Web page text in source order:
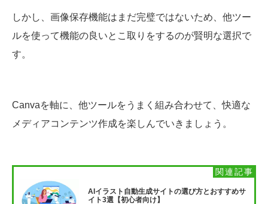
しかし、画像保存機能はまだ完璧ではないため、他ツー
ルを使って機能の良いとこ取りをするのが賢明な選択で
す。
Canvaを軸に、他ツールをうまく組み合わせて、快適な
メディアコンテンツ作成を楽しんでいきましょう。
AIイラスト自動生成サイトの選び方とおすすめサ
イト3選【初心者向け】